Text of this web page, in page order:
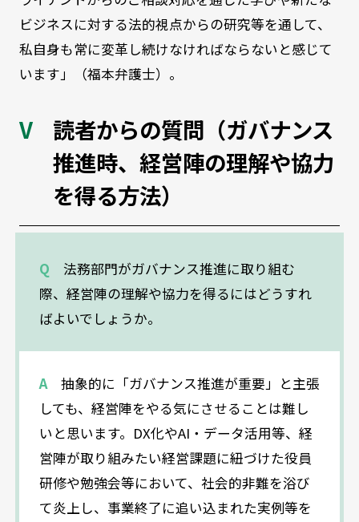
ビジネスに対する法的視点からの研究等を通して、
私自身も常に変革し続けなければならないと感じて
います」（福本弁護士）。
読者からの質問（ガバナンス
推進時、経営陣の理解や協力
を得る方法）
Q 法務部門がガバナンス推進に取り組む
際、経営陣の理解や協力を得るにはどうすれ
ばよいでしょうか。
A抽象的に「ガバナンス推進が重要」と主張
しても、経営陣をやる気にさせることは難し
いと思います。DX化やAI・データ活用等、経
営陣が取り組みたい経営課題に紐づけた役員
研修や勉強会等において、社会的非難を浴び
て炎上し、事業終了に追い込まれた実例等を